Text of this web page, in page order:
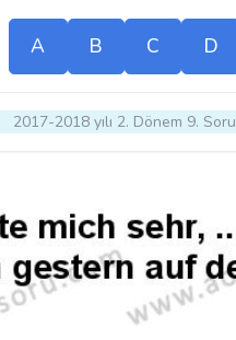
A B C D
2017-2018 yılı 2. Dönem 9. Soru